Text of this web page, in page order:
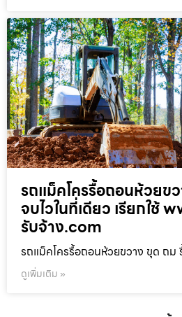
รถแม็คโครรื้อถอนห้วยข
จบไวในที่เดียว เรียกใช้
รับจ้าง.com
รถแม็คโครรื้อถอนห้วยขวาง ขุด ถม
ดูเพิ่มเติม »